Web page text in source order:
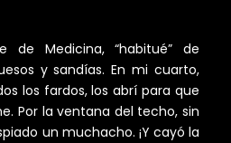
de Medicina, “habitué” de
y sandías. En mi cuarto,
los fardos, los abrí para que
Por la ventana del techo, sin
un muchacho. ¡Y cayó la